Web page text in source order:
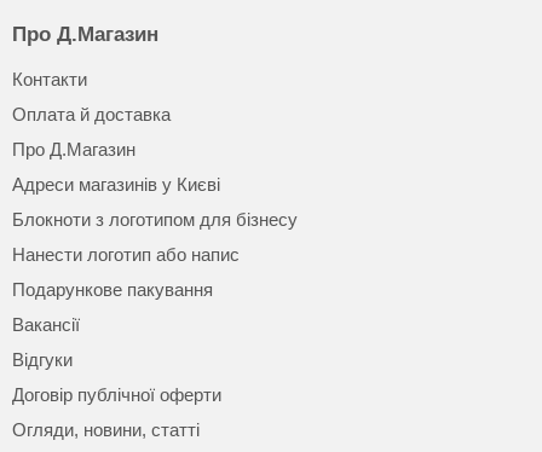
Про Д.Магазин
Контакти
Оплата й доставка
Про Д.Магазин
Адреси магазинів у Києві
Блокноти з логотипом для бізнесу
Нанести логотип або напис
Подарункове пакування
Вакансії
Відгуки
Договір публічної оферти
Огляди, новини, статті